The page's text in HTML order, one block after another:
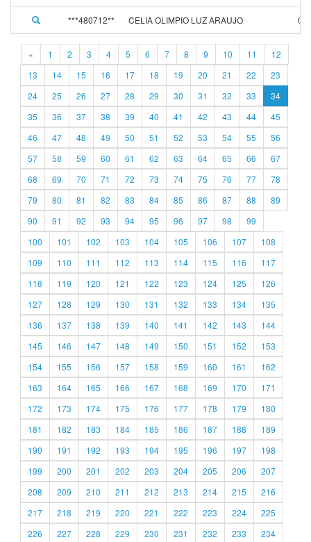
***480712** CELIA OLIMPIO LUZ ARAUJO
« 1 2 3 4 5 6 7 8 9 10 11
12
13
14 15 16 17 18 19 20 21 22
23
24
25 26 27 28 29 30 31 32 33
34
35
36 37 38 39 40 41 42 43 44
45
46
47 48 49 50 51 52 53 54 55
56
57
58 59 60 61 62 63 64 65 66
67
68
69 70 71 72 73 74 75 76 77
78
79
80 81 82 83 84 85 86 87 88
89
90
91 92 93 94 95 96 97 98
99
100
101 102 103 104 105 106 107
108
109
110 111 112 113 114 115 116
117
118
119 120 121 122 123 124 125
126
127
128 129 130 131 132 133 134
135
136
137 138 139 140 141 142 143
144
145
146 147 148 149 150 151 152
153
154
155 156 157 158 159 160 161
162
163
164 165 166 167 168 169 170
171
172
173 174 175 176 177 178 179
180
181
182 183 184 185 186 187 188
189
190
191 192 193 194 195 196 197
198
199
200 201 202 203 204 205 206
207
208
209 210 211 212 213 214 215
216
217
218 219 220 221 222 223 224
225
226
227 228 229 230 231 232 233 234